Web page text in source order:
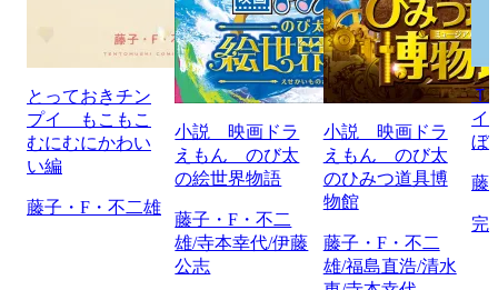
とっておきチン
プイ もこもこ
むにむにかわい
い編
藤子・F・不二雄
小説 映画ドラ
えもん のび太
の絵世界物語
藤子・F・不二
雄/寺本幸代/伊藤
公志
小説 映画ドラ
えもん のび太
のひみつ道具博
物館
藤子・F・不二
雄/福島直浩/清水
Ｔ
イ
ぼ
藤
完